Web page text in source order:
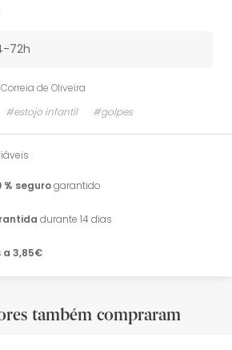
72h
de Oliveira
#estojo infantil #golpes
% segurogarantido
durante 14 dias
a 3,85€
também compraram